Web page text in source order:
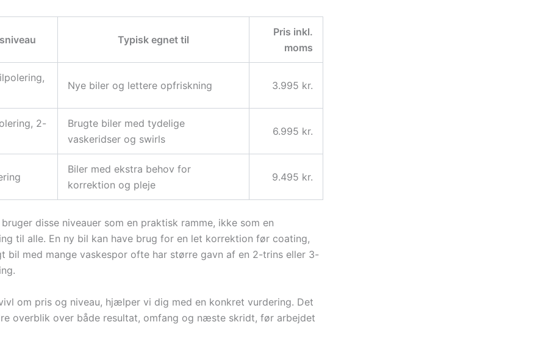
Typisk egnet til
Pris inkl.
moms
Nye biler og lettere opfriskning 3.995 kr.
2-
Brugte biler med tydelige
vaskeridser og swirls
6.995 kr.
Biler med ekstra behov for
korrektion og pleje
9.495 kr.
disse niveauer som en praktisk ramme, ikke som en
til alle. En ny bil kan have brug for en let korrektion før coating,
bil med mange vaskespor ofte har større gavn af en 2-trins eller 3-
om pris og niveau, hjælper vi dig med en konkret vurdering. Det
overblik over både resultat, omfang og næste skridt, før arbejdet